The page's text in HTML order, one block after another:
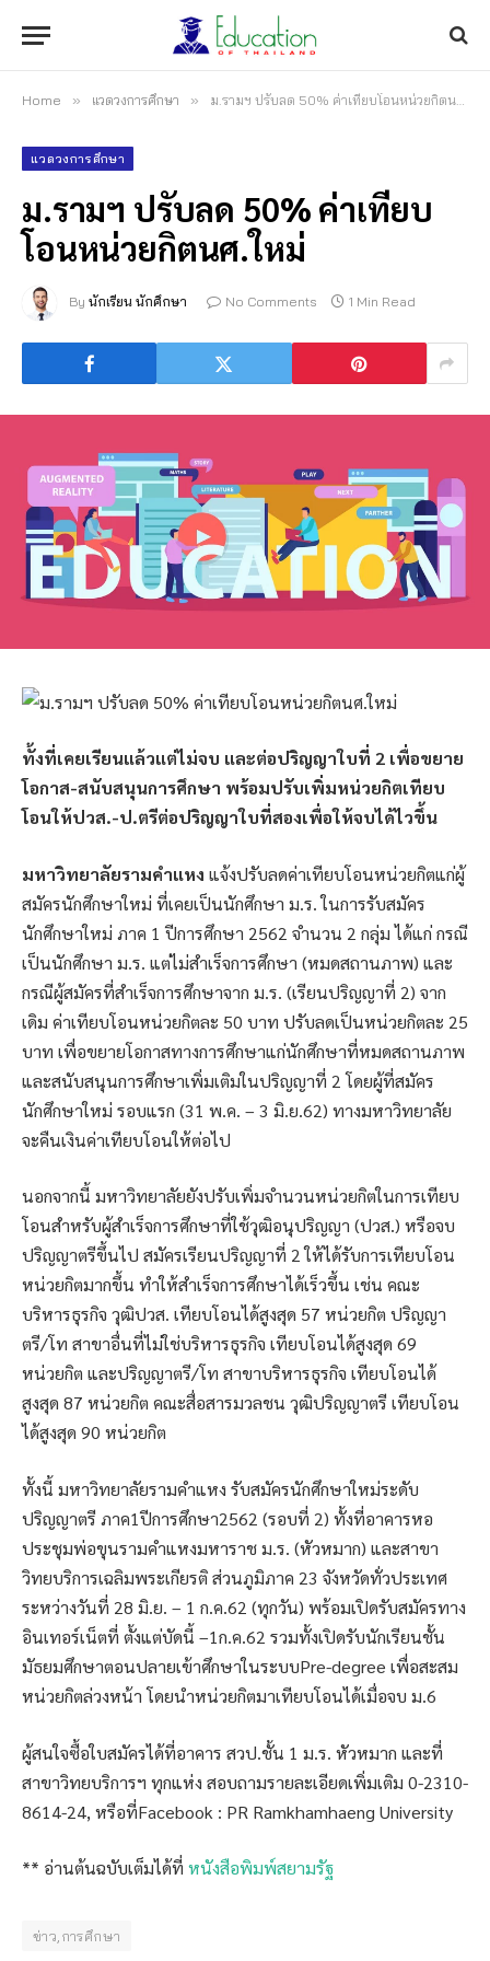
Home » แวดวงการศึกษา » ม.รามฯ ปรับลด 50% ค่าเทียบโอนหน่วยกิตนศ.ใหม่
แวดวงการศึกษา
ม.รามฯ ปรับลด 50% ค่าเทียบ
โอนหน่วยกิตนศ.ใหม่
By นักเรียน นักศึกษา No Comments 1 Min Read
ทั้งที่เคยเรียนแล้วแต่ไม่จบ และต่อปริญญาใบที่ 2 เพื่อขยาย
โอกาส-สนับสนุนการศึกษา พร้อมปรับเพิ่มหน่วยกิตเทียบ
โอนให้ปวส.-ป.ตรีต่อปริญญาใบที่สองเพื่อให้จบได้ไวขึ้น
มหาวิทยาลัยรามคำแหง แจ้งปรับลดค่าเทียบโอนหน่วยกิตแก่ผู้
สมัครนักศึกษาใหม่ ที่เคยเป็นนักศึกษา ม.ร. ในการรับสมัคร
นักศึกษาใหม่ ภาค 1 ปีการศึกษา 2562 จำนวน 2 กลุ่ม ได้แก่ กรณี
เป็นนักศึกษา ม.ร. แต่ไม่สำเร็จการศึกษา (หมดสถานภาพ) และ
กรณีผู้สมัครที่สำเร็จการศึกษาจาก ม.ร. (เรียนปริญญาที่ 2) จาก
เดิม ค่าเทียบโอนหน่วยกิตละ 50 บาท ปรับลดเป็นหน่วยกิตละ 25
บาท เพื่อขยายโอกาสทางการศึกษาแก่นักศึกษาที่หมดสถานภาพ
และสนับสนุนการศึกษาเพิ่มเติมในปริญญาที่ 2 โดยผู้ที่สมัคร
นักศึกษาใหม่ รอบแรก (31 พ.ค. – 3 มิ.ย.62) ทางมหาวิทยาลัย
จะคืนเงินค่าเทียบโอนให้ต่อไป
นอกจากนี้ มหาวิทยาลัยยังปรับเพิ่มจำนวนหน่วยกิตในการเทียบ
โอนสำหรับผู้สำเร็จการศึกษาที่ใช้วุฒิอนุปริญญา (ปวส.) หรือจบ
ปริญญาตรีขึ้นไป สมัครเรียนปริญญาที่ 2 ให้ได้รับการเทียบโอน
หน่วยกิตมากขึ้น ทำให้สำเร็จการศึกษาได้เร็วขึ้น เช่น คณะ
บริหารธุรกิจ วุฒิปวส. เทียบโอนได้สูงสุด 57 หน่วยกิต ปริญญา
ตรี/โท สาขาอื่นที่ไม่ใช่บริหารธุรกิจ เทียบโอนได้สูงสุด 69
หน่วยกิต และปริญญาตรี/โท สาขาบริหารธุรกิจ เทียบโอนได้
สูงสุด 87 หน่วยกิต คณะสื่อสารมวลชน วุฒิปริญญาตรี เทียบโอน
ได้สูงสุด 90 หน่วยกิต
ทั้งนี้ มหาวิทยาลัยรามคำแหง รับสมัครนักศึกษาใหม่ระดับ
ปริญญาตรี ภาค1ปีการศึกษา2562 (รอบที่ 2) ทั้งที่อาคารหอ
ประชุมพ่อขุนรามคำแหงมหาราช ม.ร. (หัวหมาก) และสาขา
วิทยบริการเฉลิมพระเกียรติ ส่วนภูมิภาค 23 จังหวัดทั่วประเทศ
ระหว่างวันที่ 28 มิ.ย. – 1 ก.ค.62 (ทุกวัน) พร้อมเปิดรับสมัครทาง
อินเทอร์เน็ตที่ ตั้งแต่บัดนี้ –1ก.ค.62 รวมทั้งเปิดรับนักเรียนชั้น
มัธยมศึกษาตอนปลายเข้าศึกษาในระบบPre-degree เพื่อสะสม
หน่วยกิตล่วงหน้า โดยนำหน่วยกิตมาเทียบโอนได้เมื่อจบ ม.6
ผู้สนใจซื้อใบสมัครได้ที่อาคาร สวป.ชั้น 1 ม.ร. หัวหมาก และที่
สาขาวิทยบริการฯ ทุกแห่ง สอบถามรายละเอียดเพิ่มเติม 0-2310-
8614-24, หรือที่Facebook : PR Ramkhamhaeng University
** อ่านต้นฉบับเต็มได้ที่ หนังสือพิมพ์สยามรัฐ
ข่าว,การศึกษา